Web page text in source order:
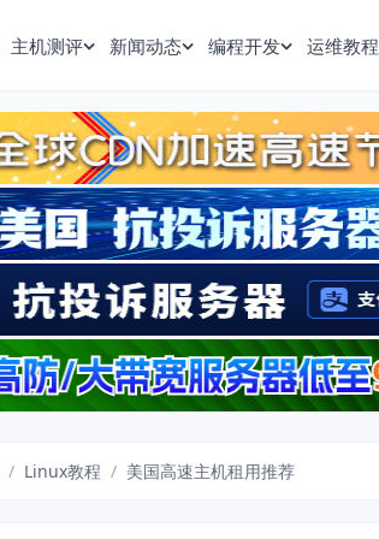
主机测评 新闻动态 编程开发 运维教程
/ Linux教程 / 美国高速主机租用推荐